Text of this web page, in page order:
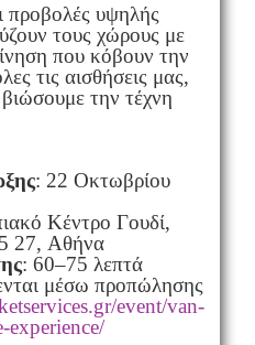
προβολές υψηλής
τους χώρους με
που κόβουν την
τις αισθήσεις μας,
την τέχνη
: 22 Οκτωβρίου
Κέντρο Γουδί,
27, Αθήνα
: 60–75 λεπτά
μέσω προπώλησης
event/van-
experience/